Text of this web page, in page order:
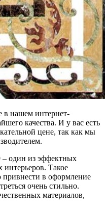
в нашем интернет-
качества. И у вас есть
цене, так как мы
один из эффектных
Такое
привнести в оформление
очень стильно.
материалов,